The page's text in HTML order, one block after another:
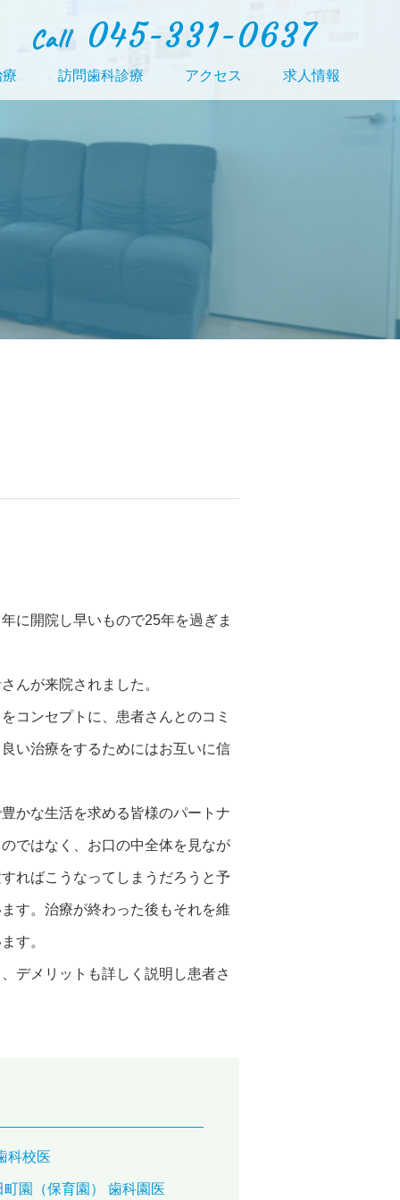
Call 045-331-0637
訪問歯科診療 アクセス 求人情報
に開院し早いもので25年を過ぎま
んが来院されました。
コンセプトに、患者さんとのコミ
い治療をするためにはお互いに信
かな生活を求める皆様のパートナ
ではなく、お口の中全体を見なが
ればこうなってしまうだろうと予
す。治療が終わった後もそれを維
す。
デメリットも詳しく説明し患者さ
科校医
園（保育園） 歯科園医